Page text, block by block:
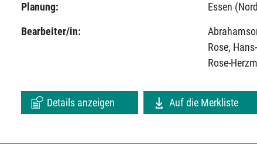
Planung:
Essen
Bearbeiter/in:
Rose,
Rose-
Details anzeigen Auf die Merkliste